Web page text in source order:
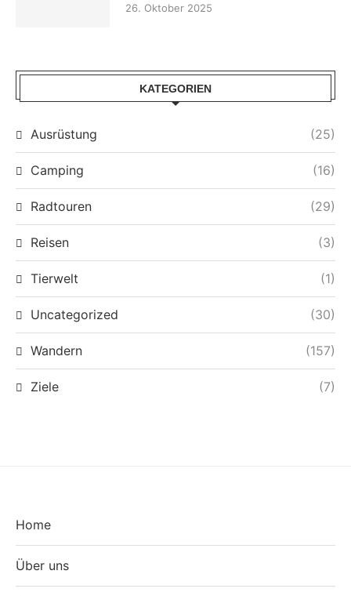
26. Oktober 2025
KATEGORIEN
Ausrüstung (25)
Camping (16)
Radtouren (29)
Reisen (3)
Tierwelt (1)
Uncategorized (30)
Wandern (157)
Ziele (7)
Home
Über uns